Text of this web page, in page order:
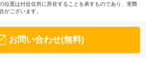
位置は付近住所に所在することを表すものであり、実際
がございます。
お問い合わせ(無料)